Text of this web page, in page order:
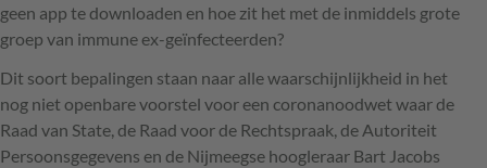
geen app te downloaden en hoe zit het met de inmiddels grote
groep van immune ex-geïnfecteerden?
Dit soort bepalingen staan naar alle waarschijnlijkheid in het
nog niet openbare voorstel voor een coronanoodwet waar de
Raad van State, de Raad voor de Rechtspraak, de Autoriteit
Persoonsgegevens en de Nijmeegse hoogleraar Bart Jacobs